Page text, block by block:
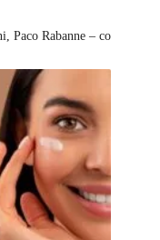
Paco Rabanne – co